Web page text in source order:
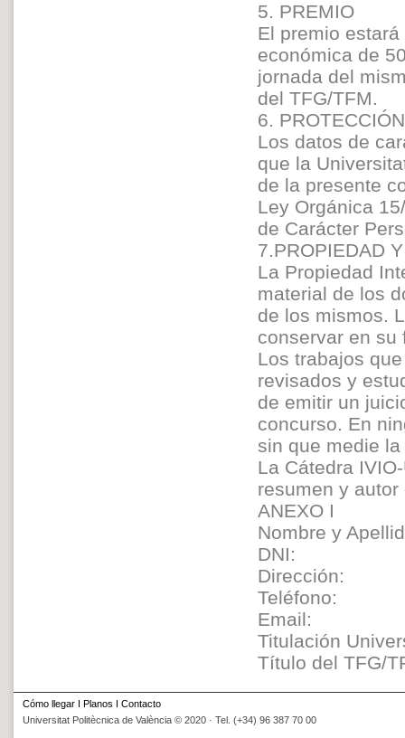
5. PREMIO
El premio
económica de
jornada del
del TFG/TFM.
6.
Los datos de
que la
de la presente
Ley Orgánica
de Carácter
7.PROPIEDAD
La Propiedad
material de los
de los mismos.
conservar en su
Los trabajos
revisados y
de emitir un
concurso. En
sin que medie
La Cátedra
resumen y
ANEXO I
Nombre y
DNI:
Dirección:
Teléfono:
Email:
Titulación
Título del TFG/
Cómo llegar I Planos I Contacto
Universitat Politècnica de València © 2020 · Tel. (+34) 96 387 70 00